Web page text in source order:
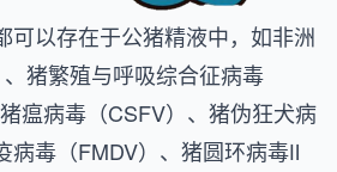
可以存在于公猪精液中，如非洲
猪繁殖与呼吸综合征病毒
猪瘟病毒（CSFV）、猪伪狂犬病
病毒（FMDV）、猪圆环病毒Ⅱ